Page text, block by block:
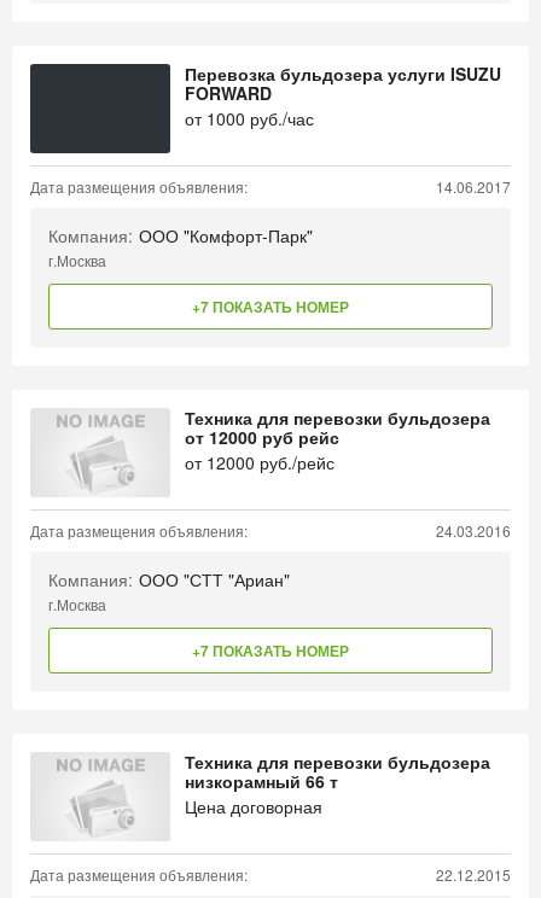
Перевозка бульдозера услуги ISUZU
FORWARD
от 1000 руб./час
Дата размещения объявления: 14.06.2017
Компания: ООО "Комфорт-Парк"
г.Москва
+7 ПОКАЗАТЬ НОМЕР
Техника для перевозки бульдозера
от 12000 руб рейс
от 12000 руб./рейс
Дата размещения объявления: 24.03.2016
Компания: ООО "СТТ "Ариан"
г.Москва
+7 ПОКАЗАТЬ НОМЕР
Техника для перевозки бульдозера
низкорамный 66 т
Цена договорная
Дата размещения объявления: 22.12.2015